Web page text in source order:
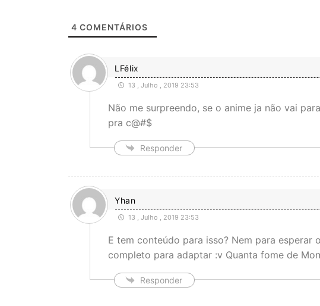
4 COMENTÁRIOS
LFélix
13 , Julho , 2019 23:53
Não me surpreendo, se o anime ja não vai
pra c@#$
Responder
Yhan
13 , Julho , 2019 23:53
E tem conteúdo para isso? Nem para esperar
completo para adaptar :v Quanta fome de
Responder